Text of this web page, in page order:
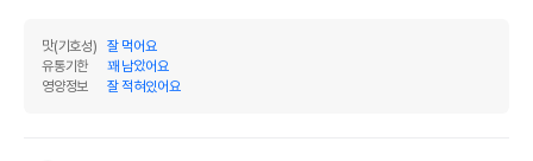
맛(기호성)
잘 먹어요
유통기한
꽤 남았어요
영양정보
잘 적혀있어요